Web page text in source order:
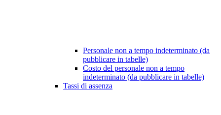
Personale non a tempo indeterminato (da
pubblicare in tabelle)
Costo del personale non a tempo
indeterminato (da pubblicare in tabelle)
Tassi di assenza